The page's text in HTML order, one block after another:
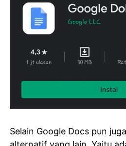
Selain Google Docs pun